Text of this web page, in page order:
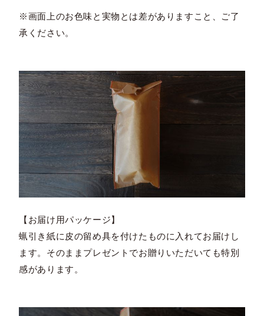
※画面上のお色味と実物とは差がありますこと、ご了
承ください。
【お届け用パッケージ】
蝋引き紙に皮の留め具を付けたものに入れてお届けし
ます。そのままプレゼントでお贈りいただいても特別
感があります。